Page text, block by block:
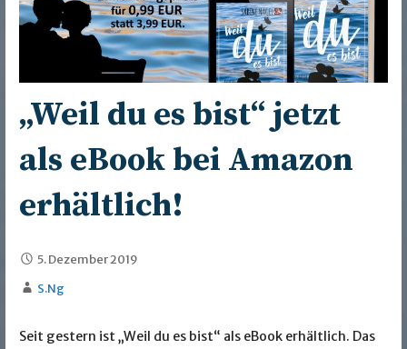
„Weil du es bist“ jetzt
als eBook bei Amazon
erhältlich!
5. Dezember 2019
S.Ng
Seit gestern ist „Weil du es bist“ als eBook erhältlich. Das